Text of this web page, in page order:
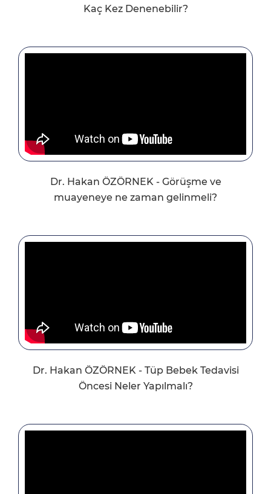
Kaç Kez Denenebilir?
Dr. Hakan ÖZÖRNEK - Görüşme ve
muayeneye ne zaman gelinmeli?
Dr. Hakan ÖZÖRNEK - Tüp Bebek Tedavisi
Öncesi Neler Yapılmalı?